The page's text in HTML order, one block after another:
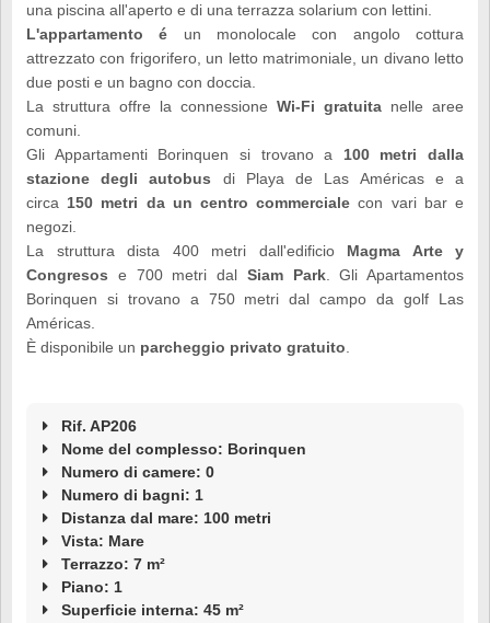
una piscina all'aperto e di una terrazza solarium con lettini.
L'appartamento é un monolocale con angolo cottura
attrezzato con frigorifero, un letto matrimoniale, un divano letto
due posti e un bagno con doccia.
La struttura offre la connessione Wi-Fi gratuita nelle aree
comuni.
Gli Appartamenti Borinquen si trovano a
100 metri dalla
stazione degli autobus
di Playa de Las Américas e a
circa 150 metri da un centro commerciale con vari bar e
negozi.
La struttura dista 400 metri dall'edificio
Magma Arte y
Congresos
e 700 metri dal Siam Park. Gli Apartamentos
Borinquen si trovano a 750 metri dal campo da golf Las
Américas.
È disponibile un parcheggio privato gratuito
Rif. AP206
Nome del complesso: Borinquen
Numero di camere: 0
Numero di bagni: 1
Distanza dal mare: 100 metri
Vista: Mare
Terrazzo: 7 m²
Piano: 1
Superficie interna: 45 m²